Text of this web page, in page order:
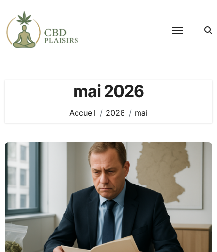
contenu
mai 2026
Accueil 2026 mai